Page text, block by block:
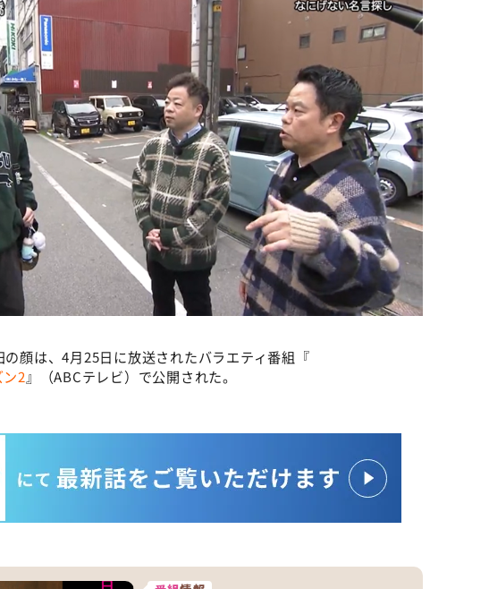
顔は、4月25日に放送されたバラエティ番組『
2』（ABCテレビ）で公開された。